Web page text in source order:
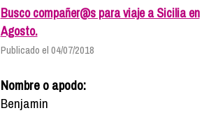
Busco compañer@s para viaje a Sicilia en
Agosto.
Publicado el 04/07/2018
Nombre o apodo:
Benjamin